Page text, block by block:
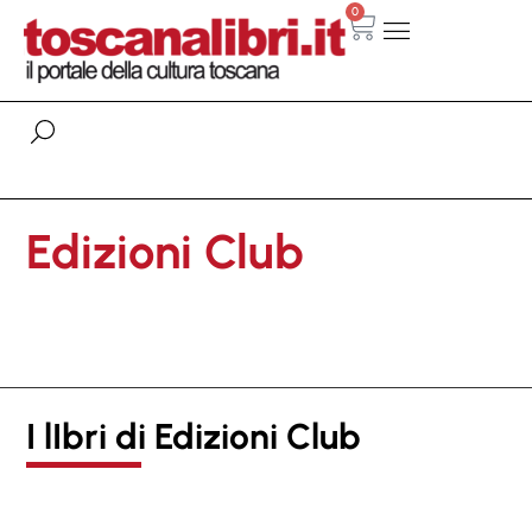
0
Edizioni Club
I lIbri di Edizioni Club